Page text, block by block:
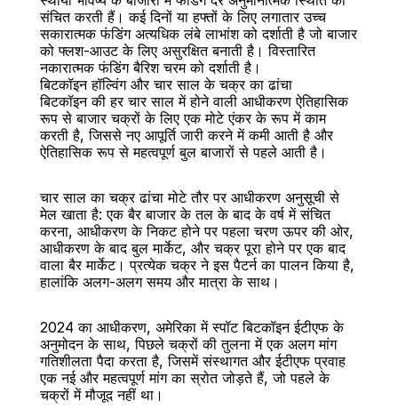
संचित करती हैं। कई दिनों या हफ्तों के लिए लगातार उच्च
सकारात्मक फंडिंग अत्यधिक लंबे लाभांश को दर्शाती है जो बाजार
को फ्लश-आउट के लिए असुरक्षित बनाती है। विस्तारित
नकारात्मक फंडिंग बैरिश चरम को दर्शाती है।
बिटकॉइन हॉल्विंग और चार साल के चक्र का ढांचा
बिटकॉइन की हर चार साल में होने वाली आधीकरण ऐतिहासिक
रूप से बाजार चक्रों के लिए एक मोटे एंकर के रूप में काम
करती है, जिससे नए आपूर्ति जारी करने में कमी आती है और
ऐतिहासिक रूप से महत्वपूर्ण बुल बाजारों से पहले आती है।
चार साल का चक्र ढांचा मोटे तौर पर आधीकरण अनुसूची से
मेल खाता है: एक बैर बाजार के तल के बाद के वर्ष में संचित
करना, आधीकरण के निकट होने पर पहला चरण ऊपर की ओर,
आधीकरण के बाद बुल मार्केट, और चक्र पूरा होने पर एक बाद
वाला बैर मार्केट। प्रत्येक चक्र ने इस पैटर्न का पालन किया है,
हालांकि अलग-अलग समय और मात्रा के साथ।
2024 का आधीकरण, अमेरिका में स्पॉट बिटकॉइन ईटीएफ के
अनुमोदन के साथ, पिछले चक्रों की तुलना में एक अलग मांग
गतिशीलता पैदा करता है, जिसमें संस्थागत और ईटीएफ प्रवाह
एक नई और महत्वपूर्ण मांग का स्रोत जोड़ते हैं, जो पहले के
चक्रों में मौजूद नहीं था।